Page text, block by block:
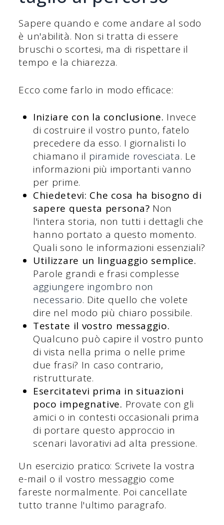
Sapere quando e come andare al sodo
è un'abilità. Non si tratta di essere
bruschi o scortesi, ma di rispettare il
tempo e la chiarezza.
Ecco come farlo in modo efficace:
Iniziare con la conclusione. Invece
di costruire il vostro punto, fatelo
precedere da esso. I giornalisti lo
chiamano il piramide rovesciata. Le
informazioni più importanti vanno
per prime.
Chiedetevi: Che cosa ha bisogno di
sapere questa persona? Non
l'intera storia, non tutti i dettagli che
hanno portato a questo momento.
Quali sono le informazioni essenziali?
Utilizzare un linguaggio semplice.
Parole grandi e frasi complesse
aggiungere ingombro non
necessario. Dite quello che volete
dire nel modo più chiaro possibile.
Testate il vostro messaggio.
Qualcuno può capire il vostro punto
di vista nella prima o nelle prime
due frasi? In caso contrario,
ristrutturate.
Esercitatevi prima in situazioni
poco impegnative. Provate con gli
amici o in contesti occasionali prima
di portare questo approccio in
scenari lavorativi ad alta pressione.
Un esercizio pratico: Scrivete la vostra
e-mail o il vostro messaggio come
fareste normalmente. Poi cancellate
tutto tranne l'ultimo paragrafo.